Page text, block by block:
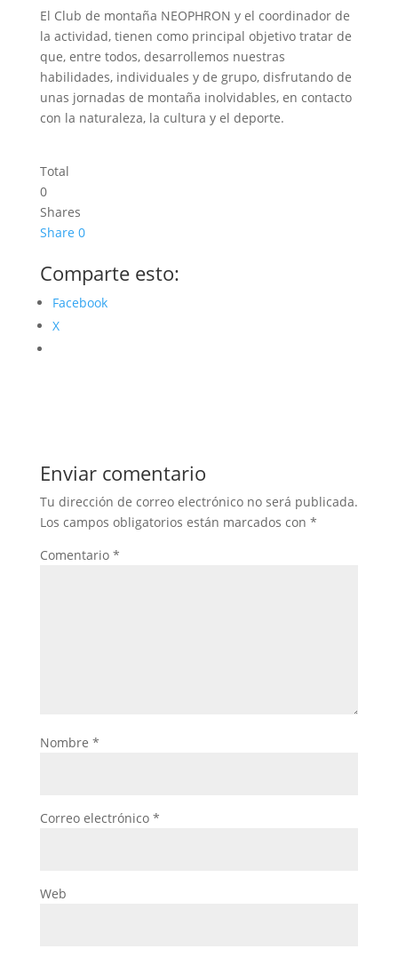
El Club de montaña NEOPHRON y el coordinador de
la actividad, tienen como principal objetivo tratar de
que, entre todos, desarrollemos nuestras
habilidades, individuales y de grupo, disfrutando de
unas jornadas de montaña inolvidables, en contacto
con la naturaleza, la cultura y el deporte.
Total
0
Shares
Share 0
Comparte esto:
Facebook
X
Enviar comentario
Tu dirección de correo electrónico no será publicada.
Los campos obligatorios están marcados con *
Comentario *
Nombre *
Correo electrónico *
Web